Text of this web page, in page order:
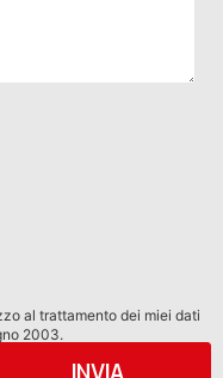
al trattamento dei miei dati
2003.